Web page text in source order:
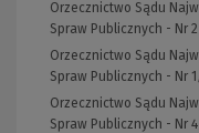
Orzecznictwo Sądu
Spraw Publicznych - Nr
Orzecznictwo Sądu
Spraw Publicznych - Nr
Orzecznictwo Sądu
Spraw Publicznych - Nr